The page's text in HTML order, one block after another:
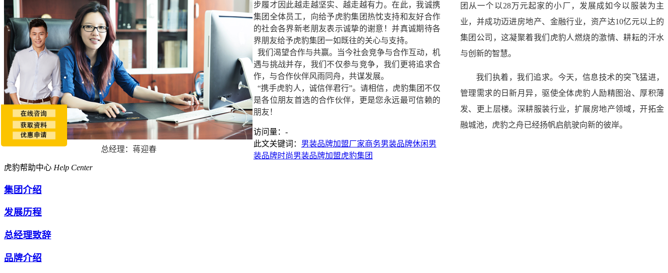
总经理：蒋迎春
团从一个以28万元起家的小厂，发展成如今以服装为主
业，并成功迈进房地产、金融行业，资产达10亿元以上的
集团公司，这凝聚着我们虎豹人燃烧的激情、耕耘的汗水
与创新的智慧。
我们执着，我们追求。今天，信息技术的突飞猛进，
管理需求的日新月异，驱使全体虎豹人励精图治、厚积薄
发、更上层楼。深耕服装行业，扩展房地产领域，开拓金
融城池，虎豹之舟已经扬帆启航驶向新的彼岸。
步履才因此越走越坚实、越走越有力。在此，我诚携
集团全体员工，向给予虎豹集团热忱支持和友好合作
的社会各界新老朋友表示诚挚的谢意！并真诚期待各
界朋友给予虎豹集团一如既往的关心与支持。
我们渴望合作与共赢。当今社会竞争与合作互动，机
遇与挑战并存，我们不仅参与竞争，我们更将追求合
作，与合作伙伴风雨同舟，共谋发展。
“携手虎豹人，诚信伴君行”。请相信，虎豹集团不仅
是各位朋友首选的合作伙伴，更是您永远最可信赖的
朋友！
访问量： -
此文关键词： 男装品牌加盟厂家商务男装品牌休闲男
装品牌时尚男装品牌加盟虎豹集团
虎豹帮助中心 Help Center
集团介绍
发展历程
总经理致辞
品牌介绍